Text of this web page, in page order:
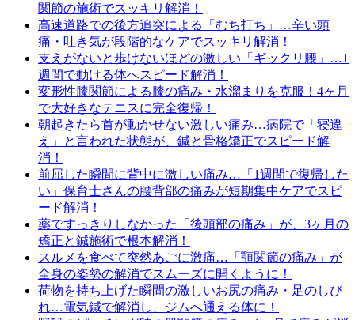
関節の施術でスッキリ解消！
高速道路での後方追突による「むち打ち」…辛い頭
痛・吐き気が段階的なケアでスッキリ解消！
支えがないと歩けないほどの激しい「ギックリ腰」…1
週間で動ける体へスピード解消！
変形性膝関節による膝の痛み・水溜まりを克服！4ヶ月
で大好きなテニスに完全復帰！
朝起きたら首が動かせない激しい痛み…病院で「寝違
え」と言われた状態が、鍼と骨格矯正でスピード解
消！
前屈した瞬間に背中に激しい痛み…「1週間で復帰した
い」保育士さんの腰背部の痛みが短期集中ケアでスピ
ード解消！
薬ですっきりしなかった「後頭部の痛み」が、3ヶ月の
矯正と鍼施術で根本解消！
スルメを食べて突然あごに激痛…「顎関節の痛み」が
全身の姿勢の解消でスムーズに開くように！
荷物を持ち上げた瞬間の激しいお尻の痛み・足のしび
れ…電気鍼で解消し、ジムへ通える体に！